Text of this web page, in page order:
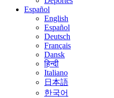
Español
English
Español
Deutsch
Français
Dansk
हिन्दी
Italiano
日本語
한국어